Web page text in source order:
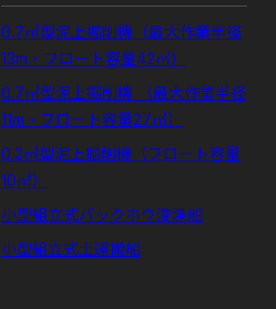
0.7㎥型泥上掘削機（最大作業半径
13m・フロート容量42㎥）
0.7㎥型泥上掘削機 （最大作業半径
11m・フロート容量27㎥）
0.2㎥型泥上掘削機（フロート容量
10㎥）
小型組立式バックホウ浚渫船
小型組立式土運搬船